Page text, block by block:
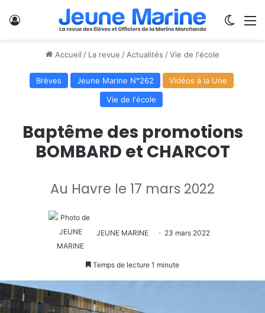
Se connecter
Accueil / La revue / Actualités /Vie de l'école
Brèves Jeune Marine N°262
Vidéos à la Une
Vie de l'école
Baptême des promotions
BOMBARD et CHARCOT
Au Havre le 17 mars 2022
JEUNE MARINE 23 mars 2022
Temps de lecture 1 minute